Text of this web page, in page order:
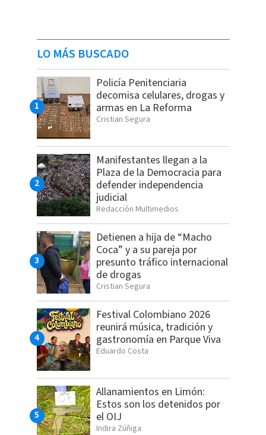
LO MÁS BUSCADO
Policía Penitenciaria
decomisa celulares, drogas y
armas en La Reforma
Cristian Segura
Manifestantes llegan a la
Plaza de la Democracia para
defender independencia
judicial
Redacción Multimedios
Detienen a hija de “Macho
Coca” y a su pareja por
presunto tráfico internacional
de drogas
Cristian Segura
Festival Colombiano 2026
reunirá música, tradición y
gastronomía en Parque Viva
Eduardo Costa
Allanamientos en Limón:
Estos son los detenidos por
el OIJ
Indira Zúñiga